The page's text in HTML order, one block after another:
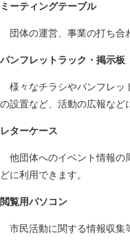
ミーティングテーブル
団体の運営、事業の打ち合
パンフレットラック・掲示板
様々なチラシやパンフレッ
の設置など、活動の広報など
レターケース
他団体へのイベント情報の
どに利用できます。
閲覧用パソコン
市民活動に関する情報収集